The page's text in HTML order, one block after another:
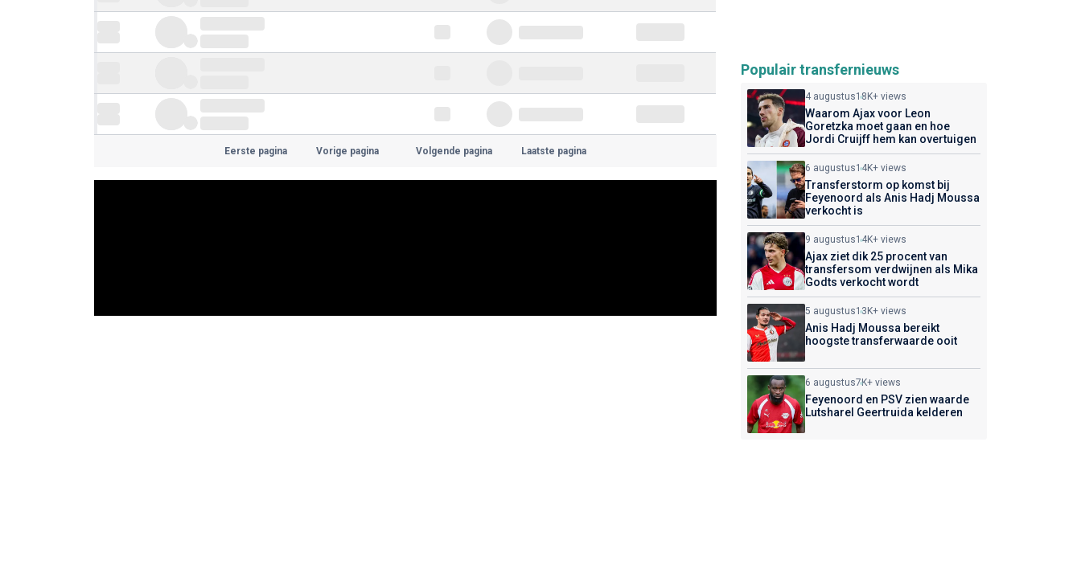
Eerste pagina Vorige pagina Volgende pagina Laatste pagina
Populair transfernieuws
4 augustus18K+ views
Waarom Ajax voor Leon
Goretzka moet gaan en hoe
Jordi Cruijff hem kan overtuigen
6 augustus14K+ views
Transferstorm op komst bij
Feyenoord als Anis Hadj Moussa
verkocht is
9 augustus14K+ views
Ajax ziet dik 25 procent van
transfersom verdwijnen als Mika
Godts verkocht wordt
5 augustus13K+ views
Anis Hadj Moussa bereikt
hoogste transferwaarde ooit
6 augustus7K+ views
Feyenoord en PSV zien waarde
Lutsharel Geertruida kelderen